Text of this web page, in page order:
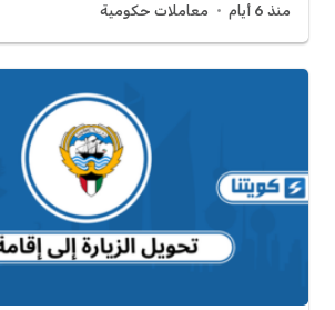
منذ 6 أيام معاملات حكومية